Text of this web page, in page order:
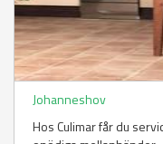
Johanneshov
Hos Culimar får du